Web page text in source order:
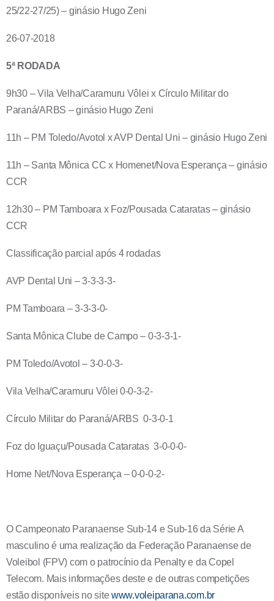
25/22-27/25) – ginásio Hugo Zeni
26-07-2018
5ª RODADA
9h30 – Vila Velha/Caramuru Vôlei x Círculo Militar do
Paraná/ARBS – ginásio Hugo Zeni
11h – PM Toledo/Avotol x AVP Dental Uni – ginásio Hugo Zeni
11h – Santa Mônica CC x Homenet/Nova Esperança – ginásio
CCR
12h30 – PM Tamboara x Foz/Pousada Cataratas – ginásio
CCR
Classificação parcial após 4 rodadas
AVP Dental Uni – 3-3-3-3-
PM Tamboara – 3-3-3-0-
Santa Mônica Clube de Campo – 0-3-3-1-
PM Toledo/Avotol – 3-0-0-3-
Vila Velha/Caramuru Vôlei 0-0-3-2-
Círculo Militar do Paraná/ARBS 0-3-0-1
Foz do Iguaçu/Pousada Cataratas 3-0-0-0-
Home Net/Nova Esperança – 0-0-0-2-
O Campeonato Paranaense Sub-14 e Sub-16 da Série A
masculino é uma realização da Federação Paranaense de
Voleibol (FPV) com o patrocínio da Penalty e da Copel
Telecom. Mais informações deste e de outras competições
estão disponíveis no sitewww.voleiparana.com.br